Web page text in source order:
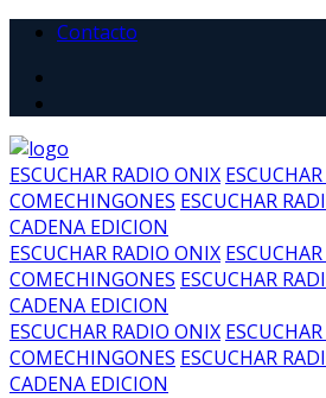
Contacto
ESCUCHAR RADIO ONIX
COMECHINGONES ESCUCHAR
CADENA EDICION
ESCUCHAR RADIO ONIX
COMECHINGONES ESCUCHAR
CADENA EDICION
ESCUCHAR RADIO ONIX
COMECHINGONES ESCUCHAR
CADENA EDICION